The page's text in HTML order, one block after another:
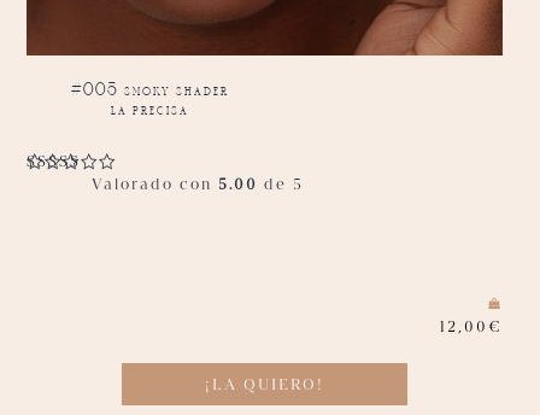
#005 smoky shader
la precisa
Valorado con 5.00 de 5
12,00 €
¡LA QUIERO!